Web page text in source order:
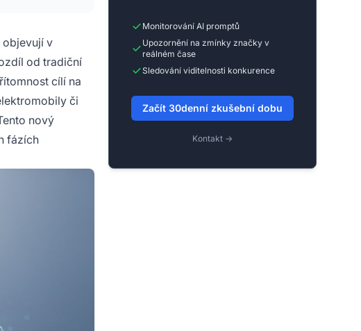
objevují v
od tradiční
cílí na
či
nový
fázích
Monitorování AI promptů
Upozornění na zmínky značky v
reálném čase
Sledování viditelnosti konkurence
Začít 30denní zkušební dobu
Kontakt →